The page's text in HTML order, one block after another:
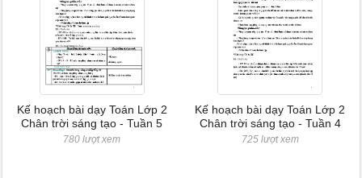
Kế hoạch bài dạy Toán Lớp 2
Chân trời sáng tạo - Tuần 5
780 lượt xem
Kế hoạch bài dạy Toán Lớp 2
Chân trời sáng tạo - Tuần 4
725 lượt xem